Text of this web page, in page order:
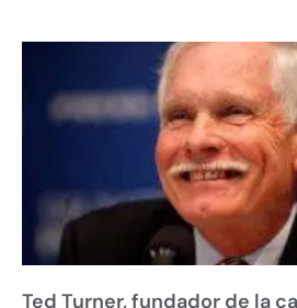
Ted Turner, fundador de la